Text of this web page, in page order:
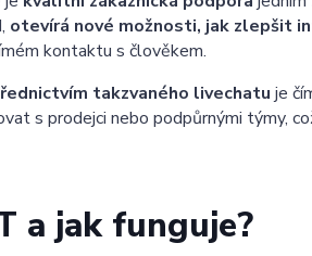
otevírá nové možnosti, jak zlepšit
kontaktu s člověkem.
takzvaného livechatu je
s prodejci nebo podpůrnými týmy,
a jak funguje?